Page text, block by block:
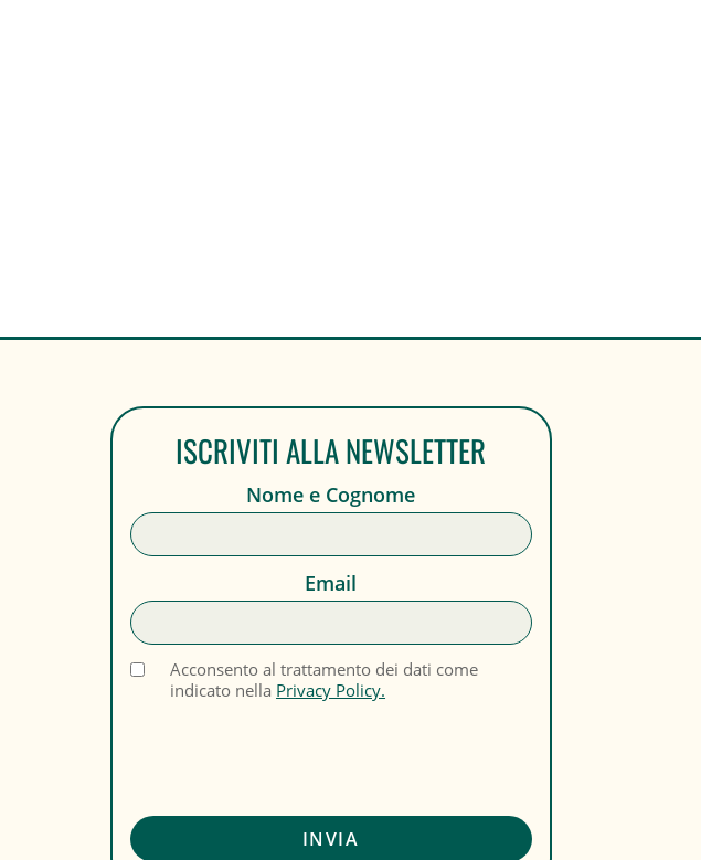
ISCRIVITI ALLA NEWSLETTER
Nome e Cognome
Email
Acconsento al trattamento dei dati come
indicato nella Privacy Policy.